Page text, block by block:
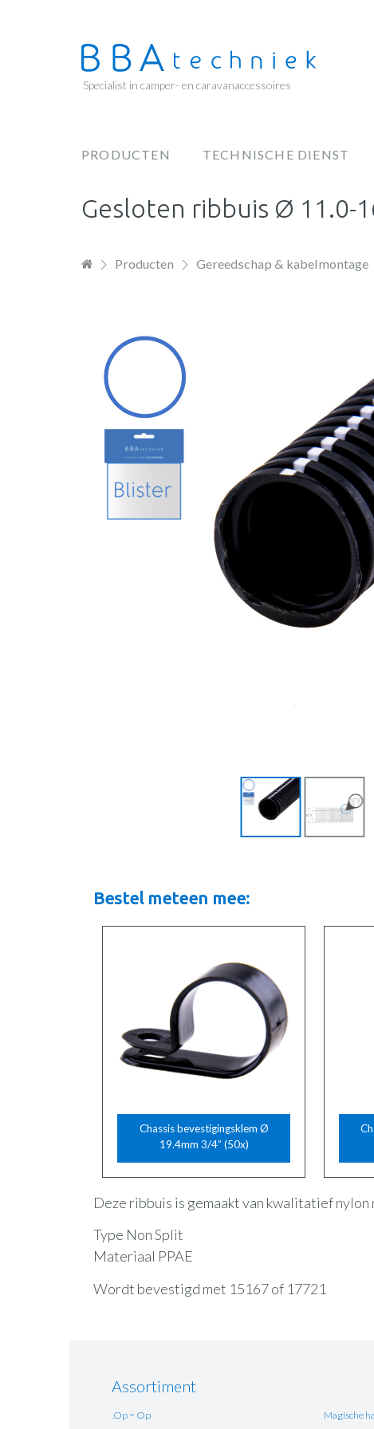
Specialist in camper- en caravanaccessoires
PRODUCTEN TECHNISCHE DIENST
Gesloten ribbuis Ø 11.0-
Producten Gereedschap & kabelmontage
Bestel meteen mee:
Chassis bevestigingsklem Ø
19.4mm 3/4” (50x)
Deze ribbuis is gemaakt van kwalitatief
Type Non Split
Materiaal PPAE
Wordt bevestigd met 15167 of 17721
Assortiment
.Op = Op
Magische